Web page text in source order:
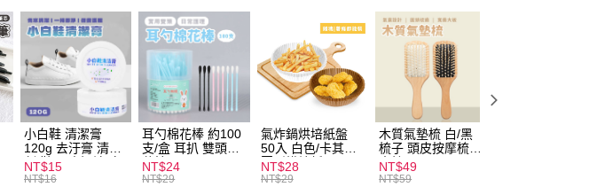
運送方式
全家取貨付款
每筆NT$60，滿NT$599(含以上)免運費
付款後全家取貨
每筆NT$60，滿NT$599(含以上)免運費
小白鞋 清潔膏
120g 去汙膏 清潔
劑 鞋子 去汙漬 白
皮鞋 鞋油
NT$15
NT$16
耳勺棉花棒 約100
支/盒 耳扒 雙頭棉
花棒
NT$24
NT$29
氣炸鍋烘培紙盤
50入 白色/卡其色
圓形烘焙紙
NT$28
NT$29
木質氣墊梳 白/黑
梳子 頭皮按摩梳
木梳
NT$49
NT$59